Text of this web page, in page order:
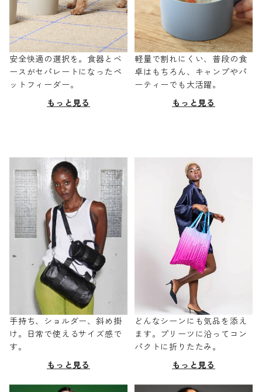
安全快適の選択を。食器とベ
ースがセパレートになったペ
ットフィーダー。
もっと見る
軽量で割れにくい、普段の食
卓はもちろん、キャンプやパ
ーティーでも大活躍。
もっと見る
手持ち、ショルダー、斜め掛
け。日常で使えるサイズ感で
す。
もっと見る
どんなシーンにも気品を添え
ます。プリーツに沿ってコン
パクトに折りたたみ。
もっと見る